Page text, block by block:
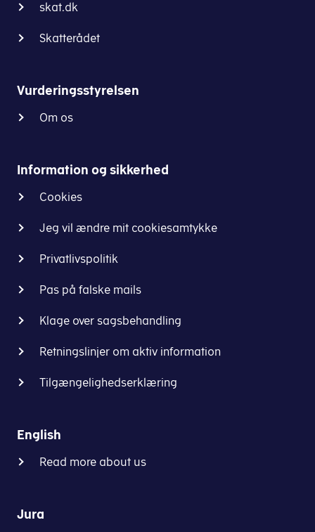
skat.dk
Skatterådet
Vurderingsstyrelsen
Om os
Information og sikkerhed
Cookies
Jeg vil ændre mit cookiesamtykke
Privatlivspolitik
Pas på falske mails
Klage over sagsbehandling
Retningslinjer om aktiv information
Tilgængelighedserklæring
English
Read more about us
Jura